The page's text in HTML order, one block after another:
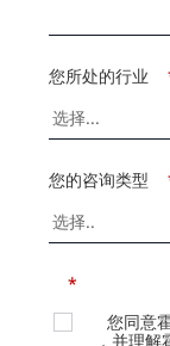
您所处的行业
您的咨询类型
*
您同意
，并理